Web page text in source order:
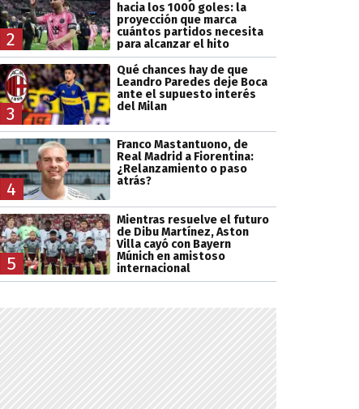
2
hacia los 1000 goles: la
proyección que marca
cuántos partidos necesita
para alcanzar el hito
3
Qué chances hay de que
Leandro Paredes deje Boca
ante el supuesto interés
del Milan
4
Franco Mastantuono, de
Real Madrid a Fiorentina:
¿Relanzamiento o paso
atrás?
5
Mientras resuelve el futuro
de Dibu Martínez, Aston
Villa cayó con Bayern
Múnich en amistoso
internacional